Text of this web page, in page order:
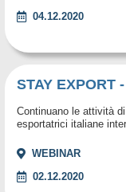
04.12.2020
STAY EXPORT
Continuano le attività
esportatrici italiane
WEBINAR
02.12.2020